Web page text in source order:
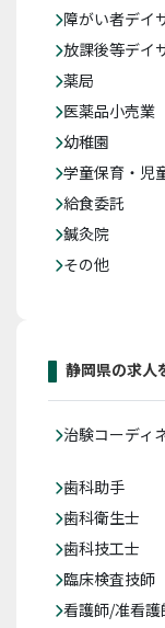
障がい者デイ
放課後等デイ
薬局
医薬品小売業
幼稚園
学童保育・児
給食委託
鍼灸院
その他
静岡県の求人
治験コーディ
歯科助手
歯科衛生士
歯科技工士
臨床検査技師
看護師/准看護